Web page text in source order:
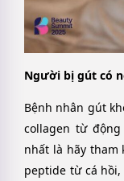
Người bị gút có
Bệnh nhân gút
collagen từ
nhất là hãy tham
peptide từ cá